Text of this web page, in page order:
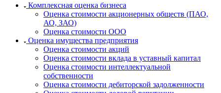
Комплексная оценка бизнеса
Оценка стоимости акционерных обществ (ПАО,
АО, ЗАО)
Оценка стоимости ООО
Оценка имущества предприятия
Оценка стоимости акций
Оценка стоимости вклада в уставный капитал
Оценка стоимости интеллектуальной
собственности
Оценка стоимости дебиторской задолженности